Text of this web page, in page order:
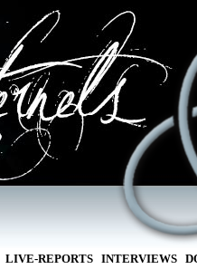
LIVE-REPORTS INTERVIEWS